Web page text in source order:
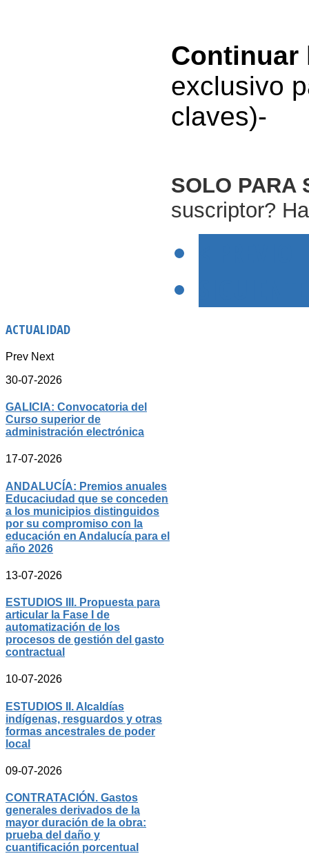
exclusivo
claves)-
SOLO PARA
suscriptor?
ACTUALIDAD
Prev Next
30-07-2026
GALICIA: Convocatoria del
Curso superior de
administración electrónica
17-07-2026
ANDALUCÍA: Premios anuales
Educaciudad que se conceden
a los municipios distinguidos
por su compromiso con la
educación en Andalucía para el
año 2026
13-07-2026
ESTUDIOS III. Propuesta para
articular la Fase I de
automatización de los
procesos de gestión del gasto
contractual
10-07-2026
ESTUDIOS II. Alcaldías
indígenas, resguardos y otras
formas ancestrales de poder
local
09-07-2026
CONTRATACIÓN. Gastos
generales derivados de la
mayor duración de la obra:
prueba del daño y
cuantificación porcentual